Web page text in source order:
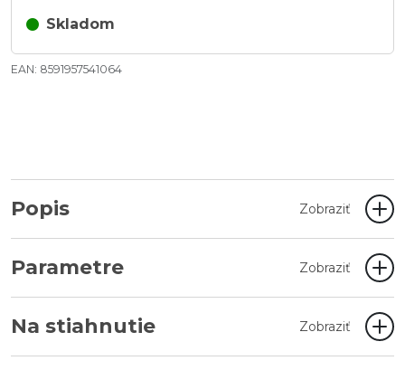
Skladom
EAN: 8591957541064
Popis Zobraziť
Parametre Zobraziť
Na stiahnutie Zobraziť